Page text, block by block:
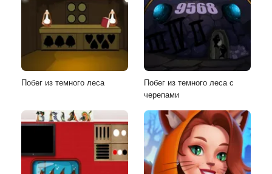
Побег из темного леса
Побег из темного леса с
черепами